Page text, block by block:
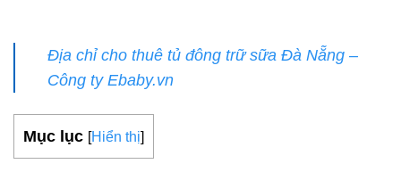
Địa chỉ cho thuê tủ đông trữ sữa Đà Nẵng –
Công ty Ebaby.vn
Mục lục [Hiển thị]